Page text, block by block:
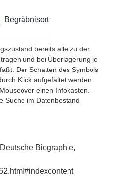
Begräbnisort
bereits alle zu der
und bei Überlagerung je
Der Schatten des Symbols
Klick aufgefaltet werden.
einen Infokasten.
Suche im Datenbestand
Biographie,